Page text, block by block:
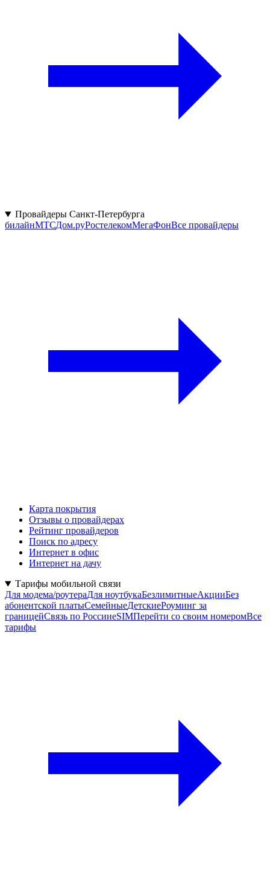
Провайдеры Санкт-Петербурга
билайнМТСДом.руРостелекомМегаФонВсе провайдеры
Карта покрытия
Отзывы о провайдерах
Рейтинг провайдеров
Поиск по адресу
Интернет в офис
Интернет на дачу
Тарифы мобильной связи
Для модема/роутераДля ноутбукаБезлимитныеАкцииБез
абонентской платыСемейныеДетскиеРоуминг за
границейСвязь по РоссииeSIMПерейти со своим номеромВсе
тарифы